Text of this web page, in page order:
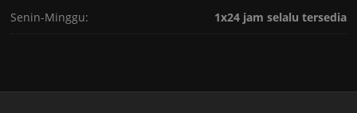
Senin-Minggu: 1x24 jam selalu tersedia